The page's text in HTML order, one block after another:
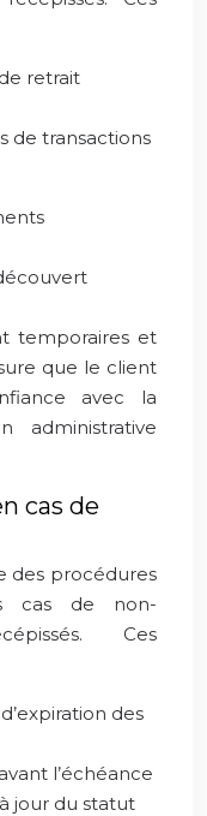
retrait
de transactions
temporaires et
que le client
avec la
administrative
cas de
des procédures
cas de non-
Ces
des
l’échéance
jour du statut